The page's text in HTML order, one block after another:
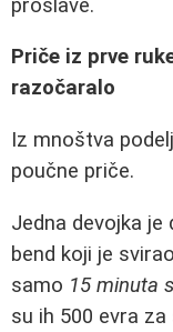
proslave.
Priče iz prve
razočaralo
Iz mnoštva
poučne priče.
Jedna devojka je
bend koji je
samo 15 minuta
su ih 500 evra